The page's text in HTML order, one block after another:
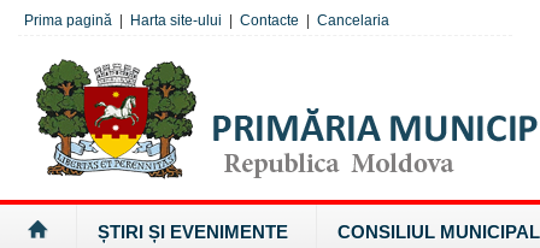
Prima pagină Harta site-ului Contacte Cancelaria
ȘTIRI ȘI EVENIMENTE CONSILIUL MUNICIPAL